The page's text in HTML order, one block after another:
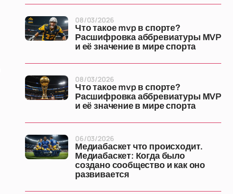
Что такое mvp в спорте?
Расшифровка аббревиатуры MVP
и её значение в мире спорта
08/03/2026
Что такое mvp в спорте?
Расшифровка аббревиатуры MVP
и её значение в мире спорта
08/03/2026
Медиабаскет что происходит.
Медиабаскет: Когда было
создано сообщество и как оно
развивается
06/03/2026